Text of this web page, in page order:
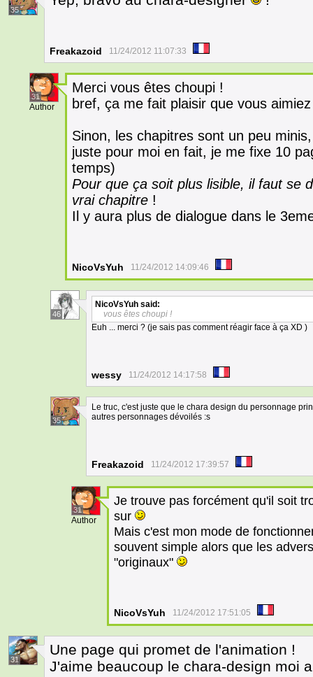
35
Freakazoid 11/24/2012 11:07:33
31
Author
Merci vous êtes choupi !
bref, ça me fait plaisir que vous
Sinon, les chapitres sont un peu
juste pour moi en fait, je me fixe 10
temps)
Pour que ça soit plus lisible, il faut se
vrai chapitre !
Il y aura plus de dialogue dans le
NicoVsYuh 11/24/2012 14:09:46
46
NicoVsYuh said:
vous êtes choupi !
Euh ... merci ? (je sais pas comment réagir face à ça XD )
wessy 11/24/2012 14:17:58
35
Le truc, c'est juste que le chara design du personnage
autres personnages dévoilés :s
Freakazoid 11/24/2012 17:39:57
31
Author
Je trouve pas forcément qu'il soit
sur
Mais c'est mon mode de
souvent simple alors que les
"originaux"
NicoVsYuh 11/24/2012 17:51:05
31
Une page qui promet de l'animation !
J'aime beaucoup le chara-design moi